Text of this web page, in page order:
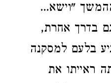
"וישא...
בדרך אחרת,
בלעם למסקנה
ראייתו את